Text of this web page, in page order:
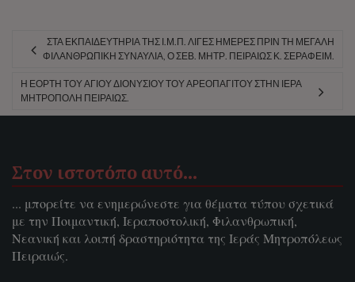
ΣΤΑ ΕΚΠΑΙΔΕΥΤΉΡΙΑ ΤΗΣ Ι.Μ.Π. ΛΊΓΕΣ ΗΜΈΡΕΣ ΠΡΙΝ ΤΗ ΜΕΓΆΛΗ
ΦΙΛΑΝΘΡΩΠΙΚΉ ΣΥΝΑΥΛΊΑ, Ο ΣΕΒ. ΜΗΤΡ. ΠΕΙΡΑΙΏΣ Κ. ΣΕΡΑΦΕΊΜ.
Η ΕΟΡΤΉ ΤΟΥ ΑΓΊΟΥ ΔΙΟΝΥΣΊΟΥ ΤΟΥ ΑΡΕΟΠΑΓΊΤΟΥ ΣΤΗΝ ΙΕΡΆ
ΜΗΤΡΌΠΟΛΗ ΠΕΙΡΑΙΏΣ.
Στον ιστοτόπο αυτό…
... μπορείτε να ενημερώνεστε για θέματα τύπου σχετικά
με την Ποιμαντική, Ιεραποστολική, Φιλανθρωπική,
Νεανική και λοιπή δραστηριότητα της Ιεράς Μητροπόλεως
Πειραιώς.